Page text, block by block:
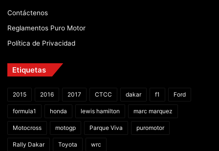
Contáctenos
Reglamentos Puro Motor
Política de Privacidad
Etiquetas
2015 2016 2017 CTCC dakar f1 Ford
formula1 honda lewis hamilton marc marquez
Motocross motogp Parque Viva puromotor
Rally Dakar Toyota wrc